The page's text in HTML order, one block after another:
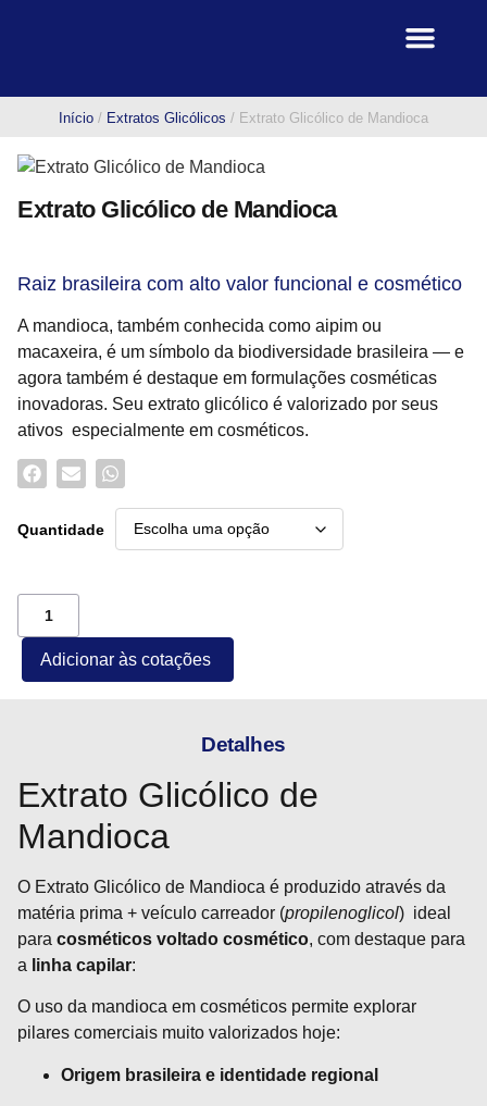
Início / Extratos Glicólicos / Extrato Glicólico de Mandioca
Extrato Glicólico de Mandioca
Raiz brasileira com alto valor funcional e cosmético
A mandioca, também conhecida como aipim ou
macaxeira, é um símbolo da biodiversidade brasileira — e
agora também é destaque em formulações cosméticas
inovadoras. Seu extrato glicólico é valorizado por seus
ativos especialmente em cosméticos.
Quantidade
Adicionar às cotações
Detalhes
Extrato Glicólico de
Mandioca
O Extrato Glicólico de Mandioca é produzido através da
matéria prima + veículo carreador (propilenoglicol) ideal
para cosméticos voltado cosmético, com destaque para
a linha capilar:
O uso da mandioca em cosméticos permite explorar
pilares comerciais muito valorizados hoje:
Origem brasileira e identidade regional